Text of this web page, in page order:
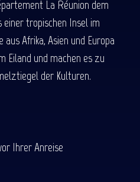
La Réunion dem
einer tropischen Insel im
aus Afrika, Asien und Europa
Eiland und machen es zu
der Kulturen.
Ihrer Anreise